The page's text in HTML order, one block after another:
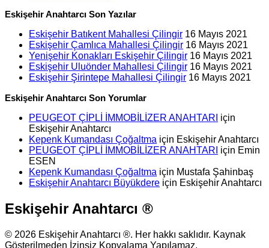
Eskişehir Anahtarcı Son Yazılar
Eskişehir Batıkent Mahallesi Çilingir 16 Mayıs 2021
Eskişehir Çamlıca Mahallesi Çilingir 16 Mayıs 2021
Yenişehir Konakları Eskişehir Çilingir 16 Mayıs 2021
Eskişehir Uluönder Mahallesi Çilingir 16 Mayıs 2021
Eskişehir Şirintepe Mahallesi Çilingir 16 Mayıs 2021
Eskişehir Anahtarcı Son Yorumlar
PEUGEOT ÇİPLİ İMMOBİLİZER ANAHTARI için
Eskişehir Anahtarcı
Kepenk Kumandası Çoğaltma için Eskişehir Anahtarcı
PEUGEOT ÇİPLİ İMMOBİLİZER ANAHTARI için Emin
ESEN
Kepenk Kumandası Çoğaltma için Mustafa Şahinbaş
Eskişehir Anahtarcı Büyükdere için Eskişehir Anahtarcı
Eskişehir Anahtarcı ®
© 2026 Eskişehir Anahtarcı ®. Her hakkı saklıdır. Kaynak
Gösterilmeden İzinsiz Kopyalama Yapılamaz.